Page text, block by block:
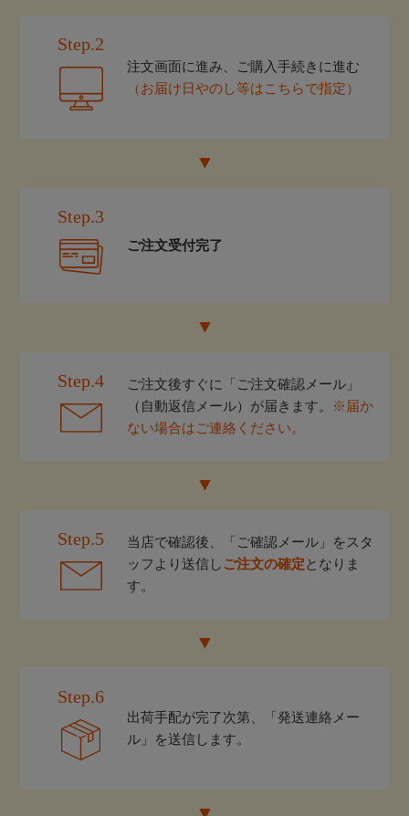
Step.2
注文画面に進み、ご購入手続きに進む
（お届け日やのし等はこちらで指定）
Step.3
ご注文受付完了
Step.4
ご注文後すぐに「ご注文確認メール」
（自動返信メール）が届きます。
※届か
ない場合はご連絡ください。
Step.5
当店で確認後、「ご確認メール」をスタ
ッフより送信し ご注文の確定となりま
す。
Step.6
出荷手配が完了次第、「発送連絡メー
ル」を送信します。